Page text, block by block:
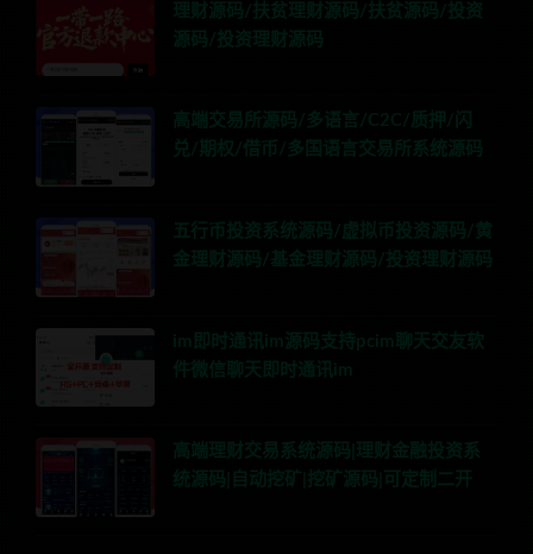
理财源码/扶贫理财源码/扶贫源码/投资
源码/投资理财源码
高端交易所源码/多语言/C2C/质押/闪
兑/期权/借币/多国语言交易所系统源码
五行币投资系统源码/虚拟币投资源码/黄
金理财源码/基金理财源码/投资理财源码
im即时通讯im源码支持pcim聊天交友软
件微信聊天即时通讯im
高端理财交易系统源码|理财金融投资系
统源码|自动挖矿|挖矿源码|可定制二开